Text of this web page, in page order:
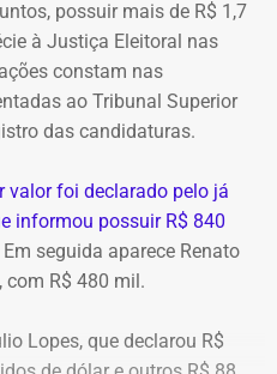
só deveria pagar o
para o consumidor final,
com a investigação.
Octávio Guedes, do portal
possuir mais de R$ 1,7
à Justiça Eleitoral nas
constam nas
ao Tribunal Superior
das candidaturas.
valor foi declarado pelo já
informou possuir R$ 840
Em seguida aparece Renato
com R$ 480 mil.
Lopes, que declarou R$